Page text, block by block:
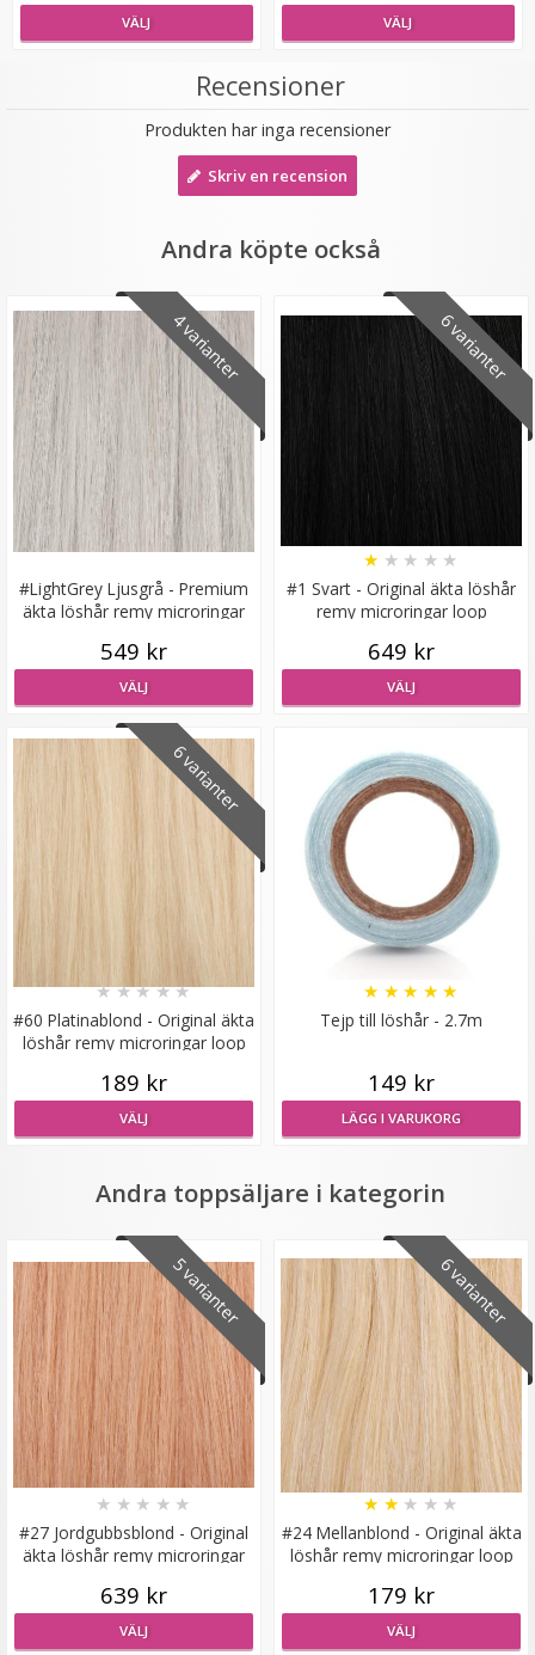
#16 Ljusbrun - Original äkta löshår remy nagelslingor
VÄLJ
Syntetiskt löshår Gloriatråd rakt - Mörkbrun #8A
★★ ★
★★ ★★
99 kr
LÄGG I VARUKORG
VÄLJ VÄLJ
Recensioner
Produkten har inga recensioner
Skriv en recension
Andra köpte också
4 varianter
#LightGrey Ljusgrå - Premium
äkta löshår remy microringar
549 kr
VÄLJ
6 varianter
#1 Svart - Original äkta löshår
remy microringar loop
★ ★ ★ ★ ★
649 kr
VÄLJ
6 varianter
#60 Platinablond - Original äkta
löshår remy microringar loop
★★★★★
189 kr
VÄLJ
Tejp till löshår - 2.7m
★ ★ ★ ★ ★
149 kr
LÄGG I VARUKORG
Andra toppsäljare i kategorin
5 varianter
#27 Jordgubbsblond - Original
äkta löshår remy microringar
★ ★ ★ ★ ★
639 kr
VÄLJ
6 varianter
#24 Mellanblond - Original äkta
löshår remy microringar loop
★ ★ ★ ★ ★
179 kr
VÄLJ